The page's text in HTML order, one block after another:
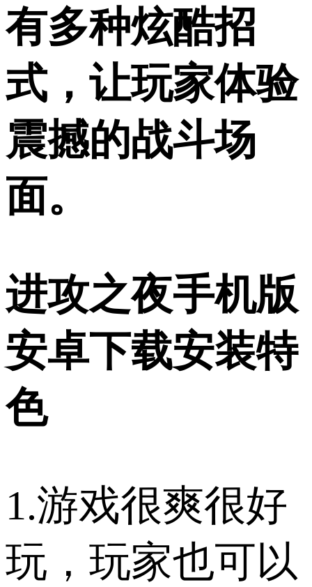
有多种炫酷招
式，让玩家体验
震撼的战斗场
面。
进攻之夜手机版
安卓下载安装特
色
1.游戏很爽很好
玩，玩家也可以